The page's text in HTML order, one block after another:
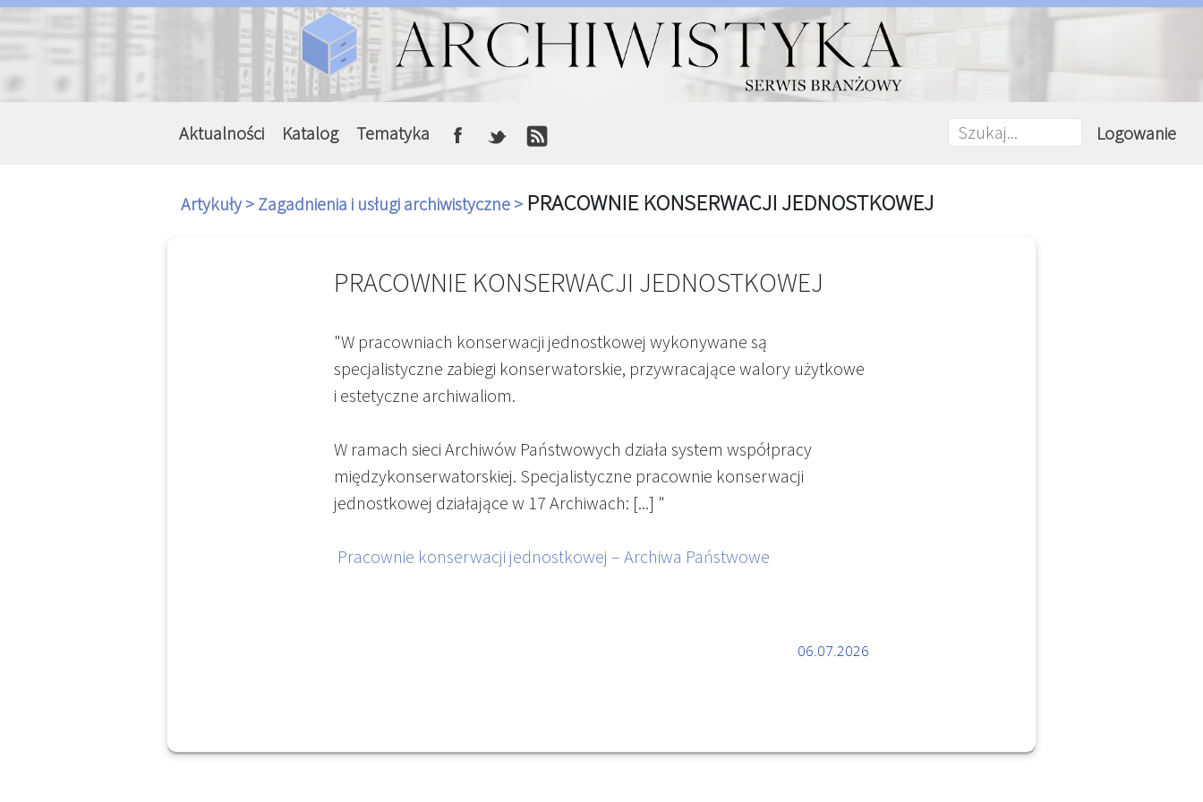
Aktualności Katalog Tematyka Logowanie
Artykuły > Zagadnienia i usługi archiwistyczne > PRACOWNIE KONSERWACJI JEDNOSTKOWEJ
PRACOWNIE KONSERWACJI JEDNOSTKOWEJ
"W pracowniach konserwacji jednostkowej wykonywane są
specjalistyczne zabiegi konserwatorskie, przywracające walory użytkowe
i estetyczne archiwaliom.
W ramach sieci Archiwów Państwowych działa system współpracy
międzykonserwatorskiej. Specjalistyczne pracownie konserwacji
jednostkowej działające w 17 Archiwach: [...] "
Pracownie konserwacji jednostkowej – Archiwa Państwowe
06.07.2026